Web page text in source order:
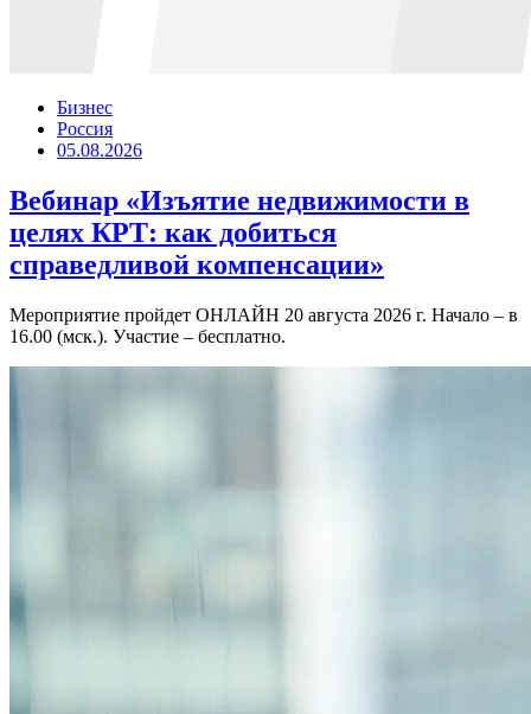
Бизнес
Россия
05.08.2026
Вебинар «Изъятие недвижимости в
целях КРТ: как добиться
справедливой компенсации»
Мероприятие пройдет ОНЛАЙН 20 августа 2026 г. Начало – в
16.00 (мск.). Участие – бесплатно.